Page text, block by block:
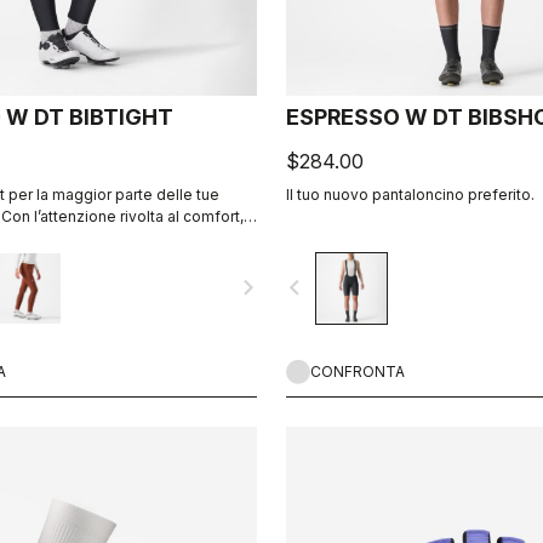
W DT BIBTIGHT
per la maggior parte delle tue
l’attenzione rivolta al comfort,
posizionando le
sapiente per ridurre al minimo la
e con il fondello Progetto X2
in grado di offrire il massimo
navigate_next
ESPRESSO W DT
$284.00
Il tuo nuovo pantaloncino preferito.
navigate_before
CONFRONTA